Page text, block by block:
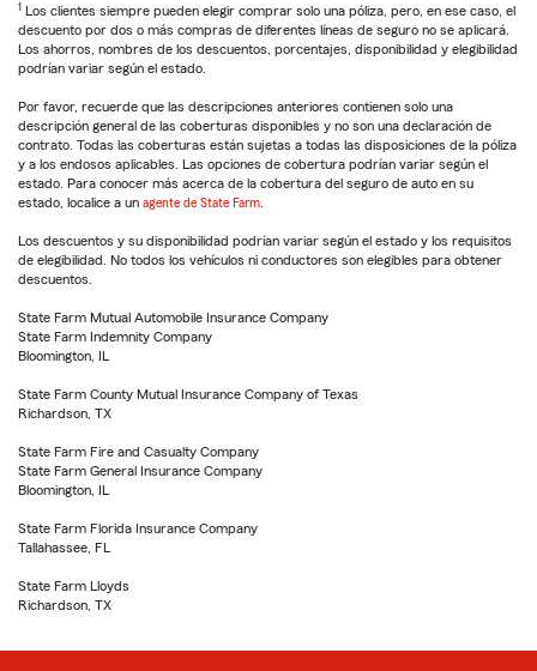
1 Los clientes siempre pueden elegir comprar solo una póliza, pero, en ese caso, el
descuento por dos o más compras de diferentes líneas de seguro no se aplicará.
Los ahorros, nombres de los descuentos, porcentajes, disponibilidad y elegibilidad
podrían variar según el estado.
Por favor, recuerde que las descripciones anteriores contienen solo una
descripción general de las coberturas disponibles y no son una declaración de
contrato. Todas las coberturas están sujetas a todas las disposiciones de la póliza
y a los endosos aplicables. Las opciones de cobertura podrían variar según el
estado. Para conocer más acerca de la cobertura del seguro de auto en su
estado, localice a un agente de State Farm
Los descuentos y su disponibilidad podrían variar según el estado y los requisitos
de elegibilidad. No todos los vehículos ni conductores son elegibles para obtener
descuentos.
State Farm Mutual Automobile Insurance Company
State Farm Indemnity Company
Bloomington, IL
State Farm County Mutual Insurance Company of Texas
Richardson, TX
State Farm Fire and Casualty Company
State Farm General Insurance Company
Bloomington, IL
State Farm Florida Insurance Company
Tallahassee, FL
State Farm Lloyds
Richardson, TX